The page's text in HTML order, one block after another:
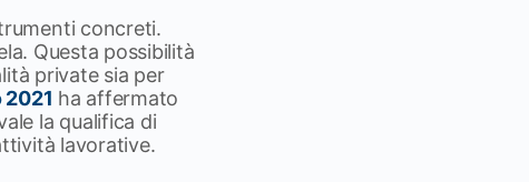
concreti.
Questa possibilità
private sia per
2021 ha affermato
la qualifica di
lavorative.